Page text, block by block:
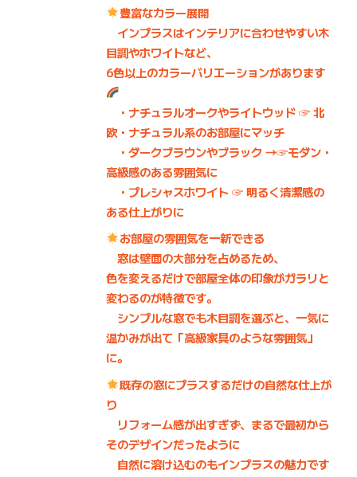
豊富なカラー展開
インプラスはインテリアに合わせやすい木
目調やホワイトなど、
6色以上のカラーバリエーションがあります
・ナチュラルオークやライトウッド ☞ 北
欧・ナチュラル系のお部屋にマッチ
・ダークブラウンやブラック →☞モダン・
高級感のある雰囲気に
・プレシャスホワイト ☞ 明るく清潔感の
ある仕上がりに
お部屋の雰囲気を一新できる
窓は壁面の大部分を占めるため、
色を変えるだけで部屋全体の印象がガラリと
変わるのが特徴です。
シンプルな窓でも木目調を選ぶと、一気に
温かみが出て「高級家具のような雰囲気」
に。
既存の窓にプラスするだけの自然な仕上が
り
リフォーム感が出すぎず、まるで最初から
そのデザインだったように
自然に溶け込むのもインプラスの魅力です